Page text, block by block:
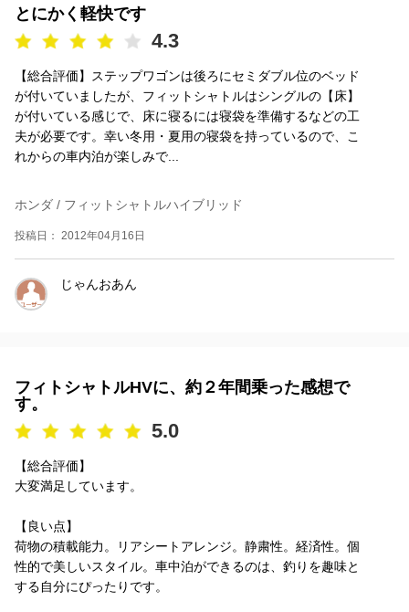
とにかく軽快です
4.3
【総合評価】ステップワゴンは後ろにセミダブル位のベッド
が付いていましたが、フィットシャトルはシングルの【床】
が付いている感じで、床に寝るには寝袋を準備するなどの工
夫が必要です。幸い冬用・夏用の寝袋を持っているので、こ
れからの車内泊が楽しみで...
ホンダ / フィットシャトルハイブリッド
投稿日： 2012年04月16日
じゃんおあん
フィトシャトルHVに、約２年間乗った感想で
す。
5.0
【総合評価】
大変満足しています。
【良い点】
荷物の積載能力。リアシートアレンジ。静粛性。経済性。個
性的で美しいスタイル。車中泊ができるのは、釣りを趣味と
する自分にぴったりです。